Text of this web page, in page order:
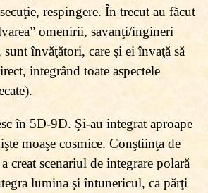
respingere. În trecut au făcut
omenirii, savanţi/ingineri
învăţători, care şi ei învaţă să
integrând toate aspectele
în 5D-9D. Şi-au integrat aproape
moaşe cosmice. Conştiinţa de
creat scenariul de integrare polară
lumina şi întunericul, ca părţi